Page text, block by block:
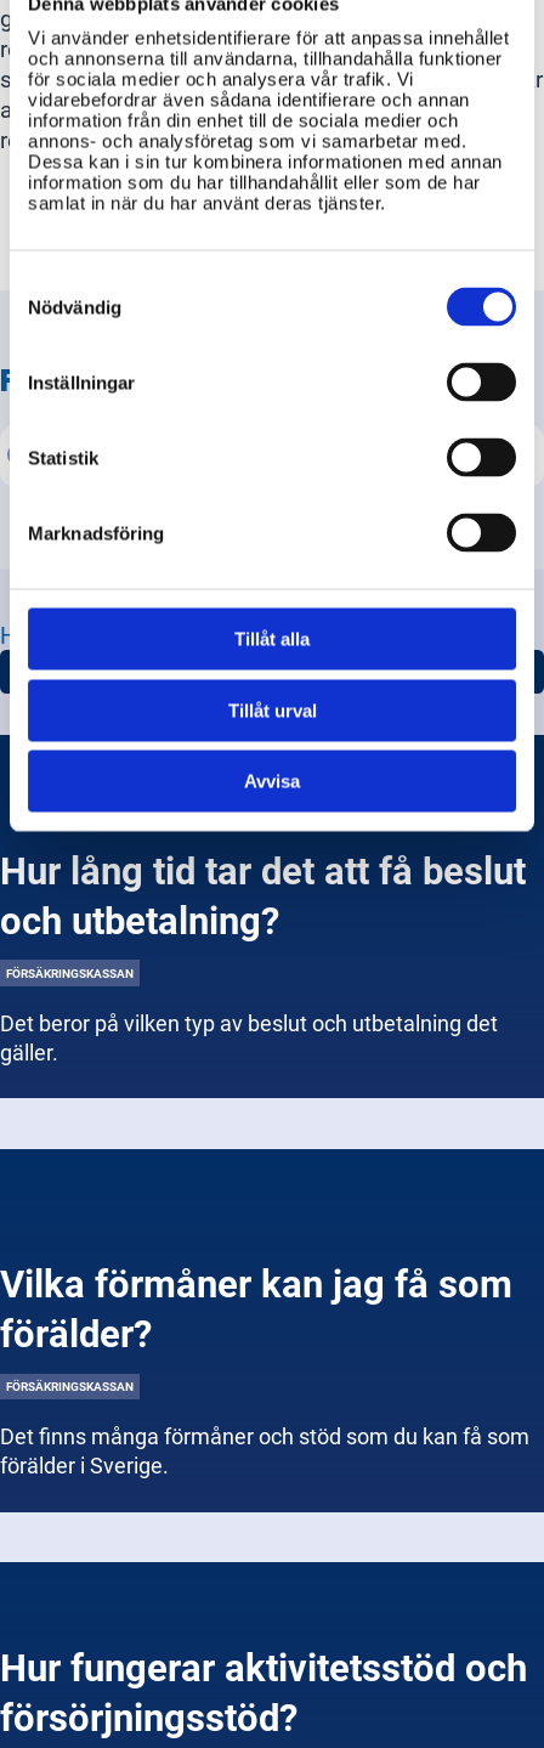
Vi använder enhetsidentifierare för att anpassa innehållet
och annonserna till användarna, tillhandahålla funktioner
för sociala medier och analysera vår trafik. Vi
vidarebefordrar även sådana identifierare och annan
information från din enhet till de sociala medier och
annons- och analysföretag som vi samarbetar med.
Dessa kan i sin tur kombinera informationen med annan
information som du har tillhandahållit eller som de har
samlat in när du har använt deras tjänster.
Selection
Nödvändig
Inställningar
Statistik
Marknadsföring
Tillåt alla
Tillåt urval
Avvisa
genom att ta reda på vilka regler och
rekommendationer som gäller – både för hälsa,
säkerhet och resande. Flera svenska myndigheter har
ansvar inom dessa områden och kan hjälpa dig att
resa tryggt.
FRÅGAFörsäkringskassan
HITTA JUST DE FRÅGOR DU LETAR EFTER
SJUKERSÄTTNING
Hur lång tid tar det att få beslut
och utbetalning?
FÖRSÄKRINGSKASSAN
Det beror på vilken typ av beslut och utbetalning det
gäller.
Vilka förmåner kan jag få som
förälder?
FÖRSÄKRINGSKASSAN
Det finns många förmåner och stöd som du kan få som
förälder i Sverige.
Hur fungerar aktivitetsstöd och
försörjningsstöd?